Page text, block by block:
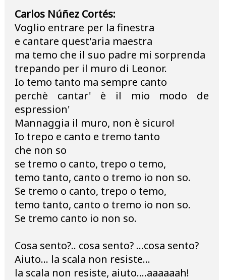
Carlos Núñez Cortés:
Voglio entrare per la finestra
e cantare quest'aria maestra
ma temo che il suo padre mi sorprenda
trepando per il muro di Leonor.
Io temo tanto ma sempre canto
perchè cantar' è il mio modo de
espression'
Mannaggia il muro, non è sicuro!
Io trepo e canto e tremo tanto
che non so
se tremo o canto, trepo o temo,
temo tanto, canto o tremo io non so.
Se tremo o canto, trepo o temo,
temo tanto, canto o tremo io non so.
Se tremo canto io non so.
Cosa sento?.. cosa sento? ...cosa sento?
Aiuto... la scala non resiste...
la scala non resiste, aiuto....aaaaaah!